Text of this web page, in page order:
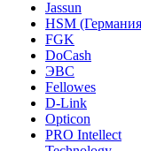
Jassun
HSM
FGK
DoCash
ЭВС
Fellowes
D-Link
Opticon
PRO Intellect